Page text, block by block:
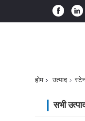
होम उत्पाद
सभी